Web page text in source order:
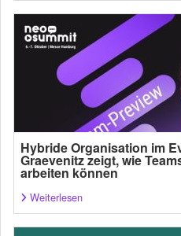
Hybride Organisation im
Graevenitz zeigt, wie
arbeiten können
Weiterlesen